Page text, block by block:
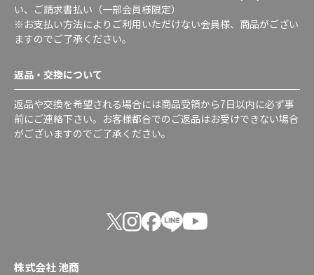
い、ご請求書払い（一部会員様限定）
※お支払い方法によりご利用いただけない会員様、商品がござい
ますのでご了承ください。
返品・交換について
返品や交換を希望される場合には商品受領から7日以内に必ず事
前にご連絡下さい。お客様都合でのご返品はお受けできない場合
がございますのでご了承ください。
株式会社 池商